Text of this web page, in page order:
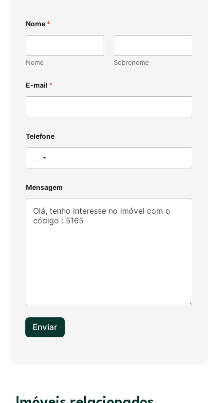
Nome *
Nome Sobrenome
E-mail *
Telefone
i
t
e
d
Mensagem
Enviar